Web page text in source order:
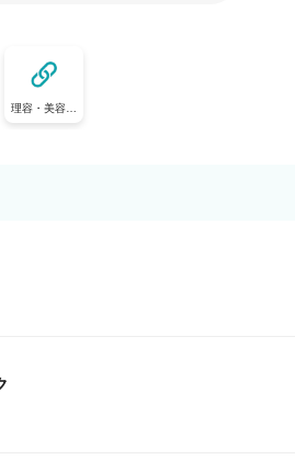
理容・美容プ
ラージュ【公